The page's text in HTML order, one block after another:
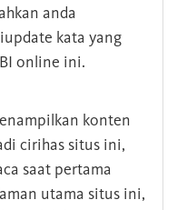
anda
kata yang
online ini.
konten
cirihas situs ini,
saat pertama
utama situs ini,